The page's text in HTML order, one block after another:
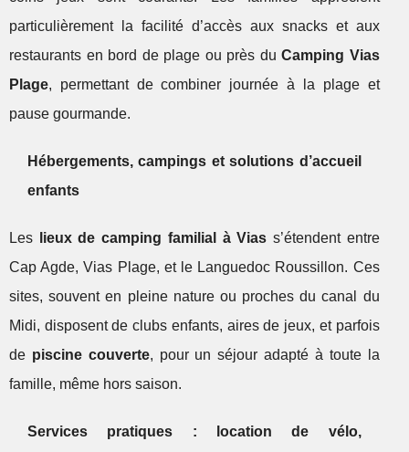
particulièrement la facilité d’accès aux snacks et aux
restaurants en bord de plage ou près duCamping Vias
Plage, permettant de combiner journée à la plage et
pause gourmande.
Hébergements, campings et solutions d’accueil
enfants
Les lieux de camping familial à Vias s’étendent entre
Cap Agde, Vias Plage, et le Languedoc Roussillon. Ces
sites, souvent en pleine nature ou proches du canal du
Midi, disposent de clubs enfants, aires de jeux, et parfois
de piscine couverte, pour un séjour adapté à toute la
famille, même hors saison.
Services pratiques : location de vélo,